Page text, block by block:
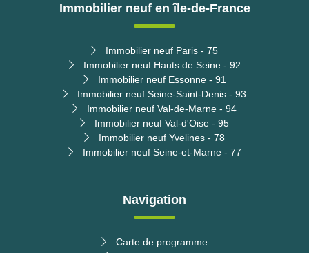
Immobilier neuf en île-de-France
Immobilier neuf Paris - 75
Immobilier neuf Hauts de Seine - 92
Immobilier neuf Essonne - 91
Immobilier neuf Seine-Saint-Denis - 93
Immobilier neuf Val-de-Marne - 94
Immobilier neuf Val-d'Oise - 95
Immobilier neuf Yvelines - 78
Immobilier neuf Seine-et-Marne - 77
Navigation
Carte de programme